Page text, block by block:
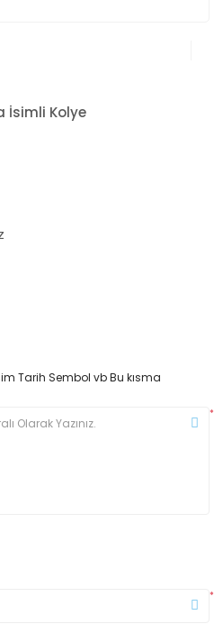
İsimli Kolye
Tarih Sembol vb Bu kısma
*
*